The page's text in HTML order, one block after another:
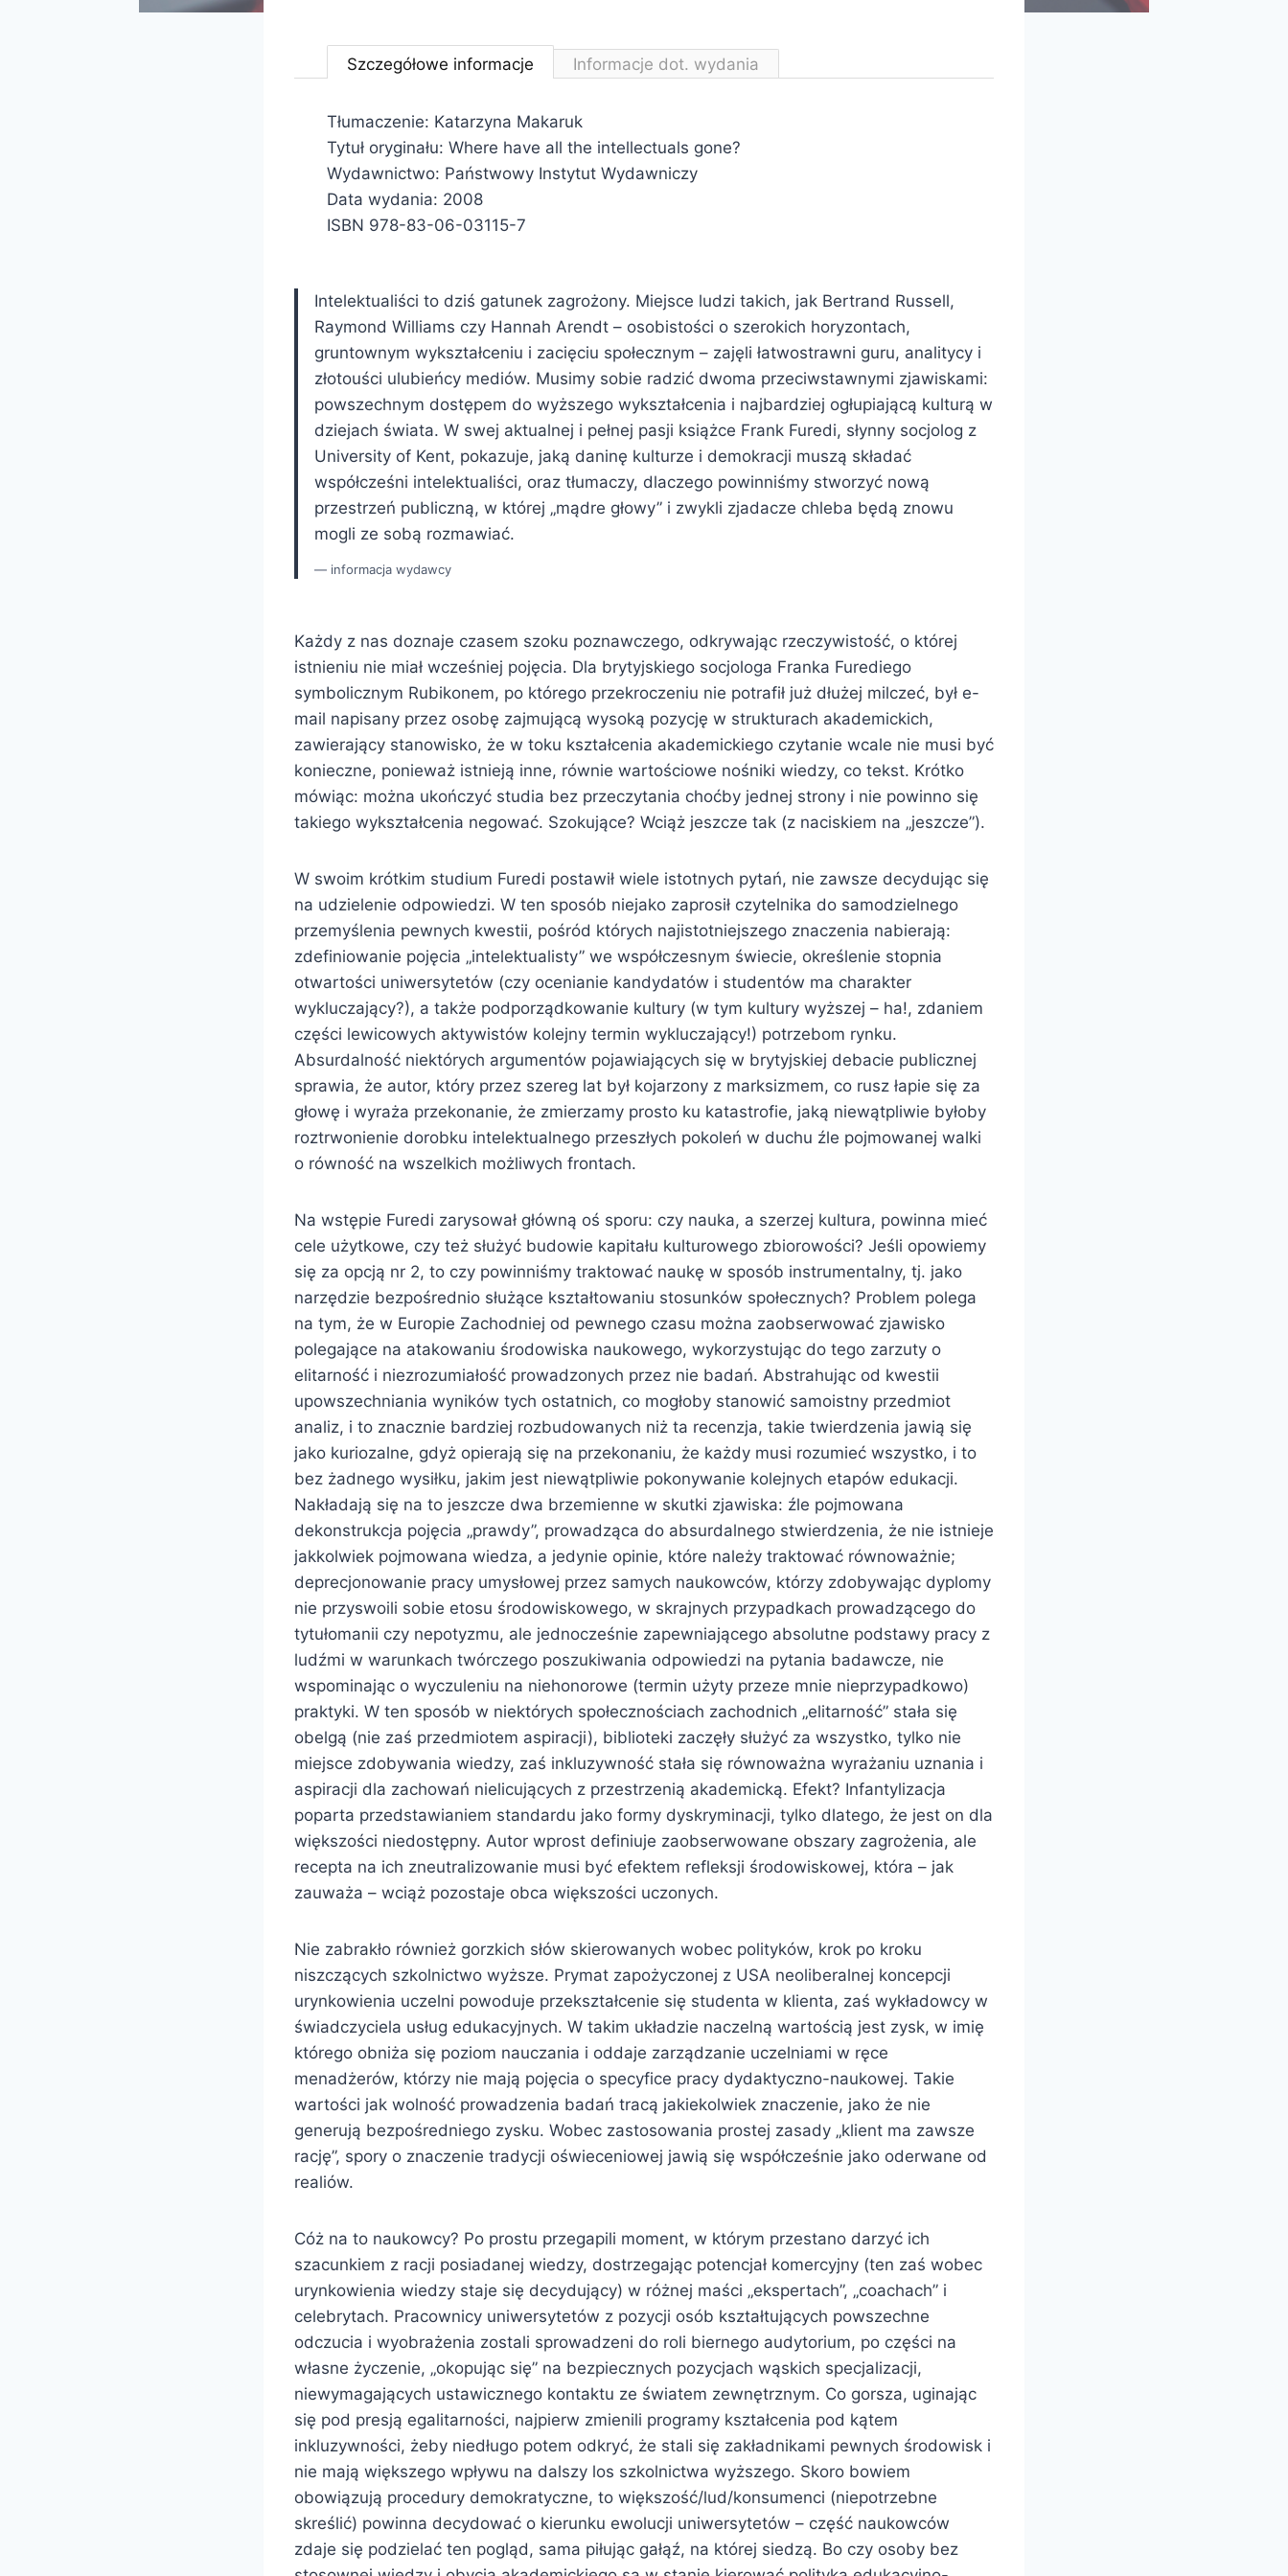
Szczegółowe informacje Informacje dot. wydania
Tłumaczenie: Katarzyna Makaruk
Tytuł oryginału: Where have all the intellectuals gone?
Wydawnictwo: Państwowy Instytut Wydawniczy
Data wydania: 2008
ISBN 978-83-06-03115-7
Intelektualiści to dziś gatunek zagrożony. Miejsce ludzi takich, jak Bertrand Russell,
Raymond Williams czy Hannah Arendt – osobistości o szerokich horyzontach,
gruntownym wykształceniu i zacięciu społecznym – zajęli łatwostrawni guru, analitycy i
złotouści ulubieńcy mediów. Musimy sobie radzić dwoma przeciwstawnymi zjawiskami:
powszechnym dostępem do wyższego wykształcenia i najbardziej ogłupiającą kulturą w
dziejach świata. W swej aktualnej i pełnej pasji książce Frank Furedi, słynny socjolog z
University of Kent, pokazuje, jaką daninę kulturze i demokracji muszą składać
współcześni intelektualiści, oraz tłumaczy, dlaczego powinniśmy stworzyć nową
przestrzeń publiczną, w której „mądre głowy” i zwykli zjadacze chleba będą znowu
mogli ze sobą rozmawiać.
informacja wydawcy
Każdy z nas doznaje czasem szoku poznawczego, odkrywając rzeczywistość, o której
istnieniu nie miał wcześniej pojęcia. Dla brytyjskiego socjologa Franka Furediego
symbolicznym Rubikonem, po którego przekroczeniu nie potrafił już dłużej milczeć, był e-
mail napisany przez osobę zajmującą wysoką pozycję w strukturach akademickich,
zawierający stanowisko, że w toku kształcenia akademickiego czytanie wcale nie musi być
konieczne, ponieważ istnieją inne, równie wartościowe nośniki wiedzy, co tekst. Krótko
mówiąc: można ukończyć studia bez przeczytania choćby jednej strony i nie powinno się
takiego wykształcenia negować. Szokujące? Wciąż jeszcze tak (z naciskiem na „jeszcze”).
W swoim krótkim studium Furedi postawił wiele istotnych pytań, nie zawsze decydując się
na udzielenie odpowiedzi. W ten sposób niejako zaprosił czytelnika do samodzielnego
przemyślenia pewnych kwestii, pośród których najistotniejszego znaczenia nabierają:
zdefiniowanie pojęcia „intelektualisty” we współczesnym świecie, określenie stopnia
otwartości uniwersytetów (czy ocenianie kandydatów i studentów ma charakter
wykluczający?), a także podporządkowanie kultury (w tym kultury wyższej – ha!, zdaniem
części lewicowych aktywistów kolejny termin wykluczający!) potrzebom rynku.
Absurdalność niektórych argumentów pojawiających się w brytyjskiej debacie publicznej
sprawia, że autor, który przez szereg lat był kojarzony z marksizmem, co rusz łapie się za
głowę i wyraża przekonanie, że zmierzamy prosto ku katastrofie, jaką niewątpliwie byłoby
roztrwonienie dorobku intelektualnego przeszłych pokoleń w duchu źle pojmowanej walki
o równość na wszelkich możliwych frontach.
Na wstępie Furedi zarysował główną oś sporu: czy nauka, a szerzej kultura, powinna mieć
cele użytkowe, czy też służyć budowie kapitału kulturowego zbiorowości? Jeśli opowiemy
się za opcją nr 2, to czy powinniśmy traktować naukę w sposób instrumentalny, tj. jako
narzędzie bezpośrednio służące kształtowaniu stosunków społecznych? Problem polega
na tym, że w Europie Zachodniej od pewnego czasu można zaobserwować zjawisko
polegające na atakowaniu środowiska naukowego, wykorzystując do tego zarzuty o
elitarność i niezrozumiałość prowadzonych przez nie badań. Abstrahując od kwestii
upowszechniania wyników tych ostatnich, co mogłoby stanowić samoistny przedmiot
analiz, i to znacznie bardziej rozbudowanych niż ta recenzja, takie twierdzenia jawią się
jako kuriozalne, gdyż opierają się na przekonaniu, że każdy musi rozumieć wszystko, i to
bez żadnego wysiłku, jakim jest niewątpliwie pokonywanie kolejnych etapów edukacji.
Nakładają się na to jeszcze dwa brzemienne w skutki zjawiska: źle pojmowana
dekonstrukcja pojęcia „prawdy”, prowadząca do absurdalnego stwierdzenia, że nie istnieje
jakkolwiek pojmowana wiedza, a jedynie opinie, które należy traktować równoważnie;
deprecjonowanie pracy umysłowej przez samych naukowców, którzy zdobywając dyplomy
nie przyswoili sobie etosu środowiskowego, w skrajnych przypadkach prowadzącego do
tytułomanii czy nepotyzmu, ale jednocześnie zapewniającego absolutne podstawy pracy z
ludźmi w warunkach twórczego poszukiwania odpowiedzi na pytania badawcze, nie
wspominając o wyczuleniu na niehonorowe (termin użyty przeze mnie nieprzypadkowo)
praktyki. W ten sposób w niektórych społecznościach zachodnich „elitarność” stała się
obelgą (nie zaś przedmiotem aspiracji), biblioteki zaczęły służyć za wszystko, tylko nie
miejsce zdobywania wiedzy, zaś inkluzywność stała się równoważna wyrażaniu uznania i
aspiracji dla zachowań nielicujących z przestrzenią akademicką. Efekt? Infantylizacja
poparta przedstawianiem standardu jako formy dyskryminacji, tylko dlatego, że jest on dla
większości niedostępny. Autor wprost definiuje zaobserwowane obszary zagrożenia, ale
recepta na ich zneutralizowanie musi być efektem refleksji środowiskowej, która – jak
zauważa – wciąż pozostaje obca większości uczonych.
Nie zabrakło również gorzkich słów skierowanych wobec polityków, krok po kroku
niszczących szkolnictwo wyższe. Prymat zapożyczonej z USA neoliberalnej koncepcji
urynkowienia uczelni powoduje przekształcenie się studenta w klienta, zaś wykładowcy w
świadczyciela usług edukacyjnych. W takim układzie naczelną wartością jest zysk, w imię
którego obniża się poziom nauczania i oddaje zarządzanie uczelniami w ręce
menadżerów, którzy nie mają pojęcia o specyfice pracy dydaktyczno-naukowej. Takie
wartości jak wolność prowadzenia badań tracą jakiekolwiek znaczenie, jako że nie
generują bezpośredniego zysku. Wobec zastosowania prostej zasady „klient ma zawsze
rację”, spory o znaczenie tradycji oświeceniowej jawią się współcześnie jako oderwane od
realiów.
Cóż na to naukowcy? Po prostu przegapili moment, w którym przestano darzyć ich
szacunkiem z racji posiadanej wiedzy, dostrzegając potencjał komercyjny (ten zaś wobec
urynkowienia wiedzy staje się decydujący) w różnej maści „ekspertach”, „coachach” i
celebrytach. Pracownicy uniwersytetów z pozycji osób kształtujących powszechne
odczucia i wyobrażenia zostali sprowadzeni do roli biernego audytorium, po części na
własne życzenie, „okopując się” na bezpiecznych pozycjach wąskich specjalizacji,
niewymagających ustawicznego kontaktu ze światem zewnętrznym. Co gorsza, uginając
się pod presją egalitarności, najpierw zmienili programy kształcenia pod kątem
inkluzywności, żeby niedługo potem odkryć, że stali się zakładnikami pewnych środowisk i
nie mają większego wpływu na dalszy los szkolnictwa wyższego. Skoro bowiem
obowiązują procedury demokratyczne, to większość/lud/konsumenci (niepotrzebne
skreślić) powinna decydować o kierunku ewolucji uniwersytetów – część naukowców
zdaje się podzielać ten pogląd, sama piłując gałąź, na której siedzą. Bo czy osoby bez